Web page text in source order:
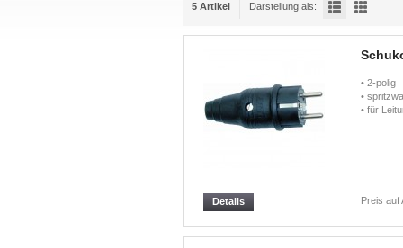
5 Artikel Darstellung als:
• 2-
•
• für
Preis auf
Details